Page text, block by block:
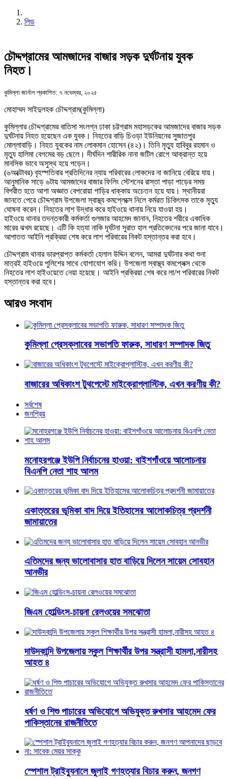
লিড
চৌদ্দগ্রামের আমজাদের বাজার সড়ক দুর্ঘটনায় যুবক
নিহত।
কুমিল্লা জার্নাল প্রকাশিত: ৭ নভেম্বর, ২০২৫
মোহাম্মদ সাইদুলহক চৌদ্দগ্রাম(কুমিল্লা)
কুমিল্লার চৌদ্দগ্রামের বাতিসা সংলগ্ন ঢাকা চট্টগ্রাম মহাসড়কের আমজাদের বাজার সড়ক
দুর্ঘটনায় নিহত হয়েছেন এক যুবক। নিহতের বাড়ি চিওড়া ইউনিয়নের সুজাতপুর
মোল্লাবাড়ি। নিহত যুবকের নাম লোকমান হোসেন (৪২)। তিনি মৃত্যু হাবিবুর রহমান ও
মৃত্যু হালিমা বেগমের বড় ছেলে। দীর্ঘদিন শারীরিক নানা জটিল রোগে আক্রান্ত হয়ে
মানসিক ভাবে অসুস্থ হয়ে পড়েন।
(৬অক্টোবর) বৃহস্পতিবার প্রতিদিনের ন্যায় পরিবারের লোকদের না জানিয়ে বেরিয়ে যায়।
আনুমানিক সাড়ে ৬টায় আমজাদের বাজার ফিলিং স্টেশনের রাস্তা পাড়া পাড়ের সময়
বিপরীত হতে আশা অজ্ঞাত বেপরোয়া গাড়ির ধাক্কায় অচেতন হয়ে যায়। স্থানীয়রা
জানতে পেরে চৌদ্দগ্রাম উপজেলা স্বাস্থ্য কমপ্লেক্সে নিলে কর্মরত চিকিৎসক তাকে মৃত্যু
ঘোষনা করেন। নিহতের লাশ উদ্ধার করে হাইওয়ে থানায় নিয়ে যাওয়া হয়।
হাইওয়ে থানার তদন্তকারী কর্মকর্তা গুলজার আহমেদ জানান, নিহতের শরীরে একাধিক
মারের ঝখম রয়েছে। এটি কি হত্যা নাকি দূর্ঘটনা সুরাত হাল প্রতিবেদনের পরে জানা যাবে।
আপাতত আইনি প্রক্রিয়া শেষ করে লাশ পরিবারের নিকট হস্তান্তর করা হবে।
চৌদ্দগ্রাম থানার ভারপ্রাপ্ত কর্মকর্তা হেলাল উদ্দিন বলেন, আমরা দুর্ঘটনার কথা শুনা
মাত্রই হাইওয়ে পুলিশের সাথে যোগাযোগ করি। উপজেলা স্বাস্থ্য কমপ্লেক্স থেকে
নিহতের লাশ হাইওয়েতে নেয়া হয়েছে। আইনি প্রক্রিয়া শেষ করে লা/শ পরিবারের নিকট
হস্তান্তর করা হবে।
আরও সংবাদ
কুমিল্লা প্রেসক্লাবের সভাপতি ফারুক, সাধারণ সম্পাদক জিতু
বাজারের অধিকাংশ টুথপেস্টে মাইক্রোপ্লাস্টিক, এখন করণীয় কী?
সর্বশেষ
জনপ্রিয়
মনোহরগঞ্জে ইউপি নির্বাচনের হাওয়া: বাইশগাঁওয়ে আলোচনায়
বিএনপি নেতা শাহ আলম
একাত্তরের ভূমিকা বাদ দিয়ে ইতিহাসের আলোকচিত্র প্রদর্শনী
জামায়াতের
এতিমদের জন্য ভালোবাসার হাত বাড়িয়ে দিলেন সায়েম সোবহান
আনভীর
জিএম হোল্ডিংস-চায়না রেলওয়ের সমঝোতা
দাউদকান্দি উপজেলায় স্কুল শিক্ষার্থীর উপর সন্ত্রাসী হামলা,নারীসহ
আহত ৪
ধর্ষণ ও শিশু পাচারের অভিযোগে অভিযুক্ত রুখসার আহমেদ ফের
পাকিস্তানের রাজনীতিতে
স্পেশাল ট্রাইব্যুনালে জুলাই গণহত্যার বিচার করুন, জনগণ